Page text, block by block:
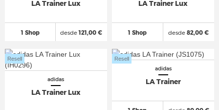
LA Trainer Lux
1 Shop desde121,00 €
LA Trainer Lux
1 Shop desde 82,00 €
adidas
LA Trainer Lux
Resell
adidas
LA Trainer
Resell